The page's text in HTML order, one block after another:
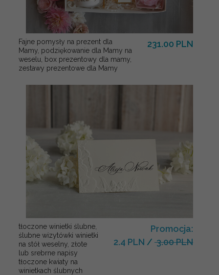
Fajne pomysły na prezent dla
Mamy, podziękowanie dla Mamy na
weselu, box prezentowy dla mamy,
zestawy prezentowe dla Mamy
231.00 PLN
tłoczone winietki ślubne,
ślubne wizytówki winietki
na stół weselny, złote
lub srebrne napisy
tłoczone kwiaty na
winietkach ślubnych
Promocja:
2.4 PLN / 3.00 PLN